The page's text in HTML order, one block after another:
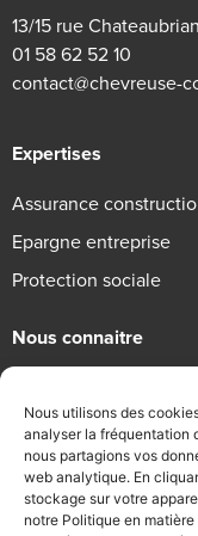
Nous utilisons des
analyser la fréquentation
nous partagions vos
web analytique. En
stockage sur votre
notre Politique en
13/15 rue
01 58 62 52 10
contact@chevreuse-
Expertises
Assurance
Epargne entreprise
Protection sociale
Nous connaitre
Engagements RSE
Recrutement
Informations légales